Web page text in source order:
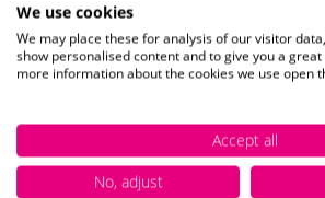
Sie erhalten von uns eine
Druckvorschau mit Ihrem
Sie diese freigeben, starten wir
We use cookies
We may place these for analysis of our visitor
show personalised content and to give you a
more information about the cookies we use open
Accept all
No, adjust